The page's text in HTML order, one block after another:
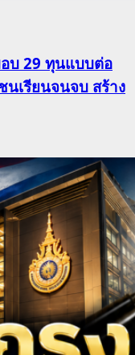
บ 29 ทุนแบบต่อ
นเรียนจนจบ สร้าง